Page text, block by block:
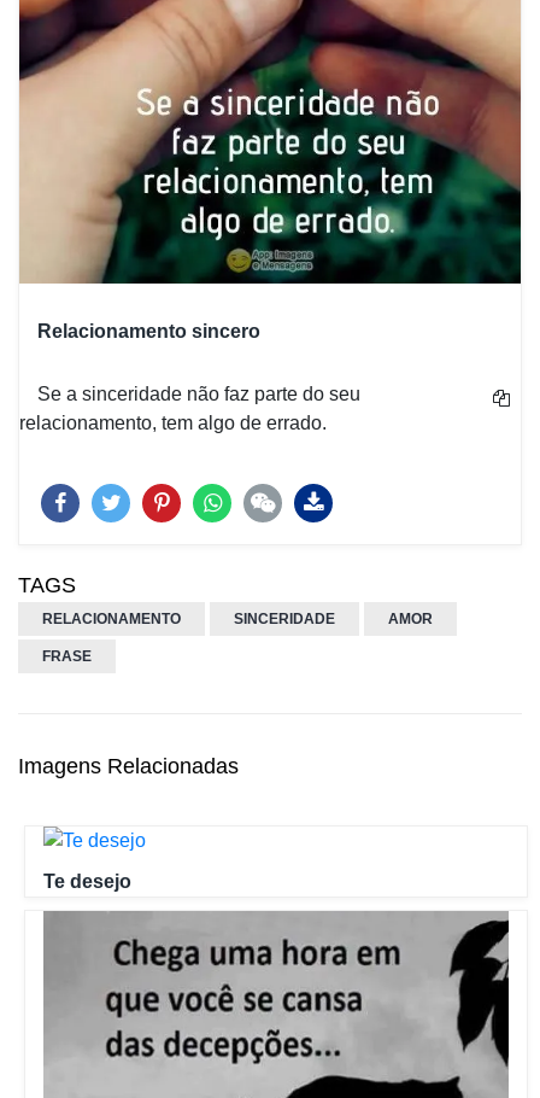
Relacionamento sincero
Se a sinceridade não faz parte do seu
relacionamento, tem algo de errado.
TAGS
RELACIONAMENTO SINCERIDADE AMOR
FRASE
Imagens Relacionadas
Te desejo